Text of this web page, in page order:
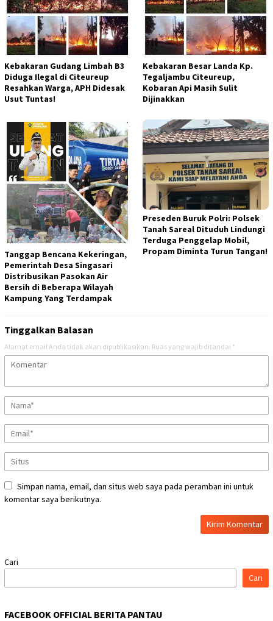
Kebakaran Gudang Limbah B3
Diduga Ilegal di Citeureup
Resahkan Warga, APH Didesak
Usut Tuntas!
Kebakaran Besar Landa Kp.
Tegaljambu Citeureup,
Kobaran Api Masih Sulit
Dijinakkan
Tanggap Bencana Kekeringan,
Pemerintah Desa Singasari
Distribusikan Pasokan Air
Bersih di Beberapa Wilayah
Kampung Yang Terdampak
Preseden Buruk Polri: Polsek
Tanah Sareal Dituduh Lindungi
Terduga Penggelap Mobil,
Propam Diminta Turun Tangan!
Tinggalkan Balasan
Alamat email Anda tidak akan dipublikasikan. Ruas yang wajib ditandai *
Simpan nama, email, dan situs web saya pada peramban ini untuk
komentar saya berikutnya.
Cari
Cari
FACEBOOK OFFICIAL BERITA PANTAU